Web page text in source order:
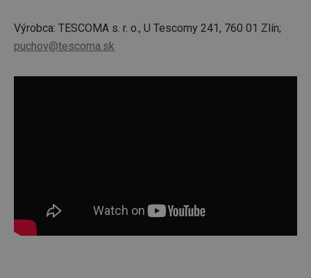
Výrobca: TESCOMA s. r. o., U Tescomy 241, 760 01 Zlín;
puchov@tescoma.sk